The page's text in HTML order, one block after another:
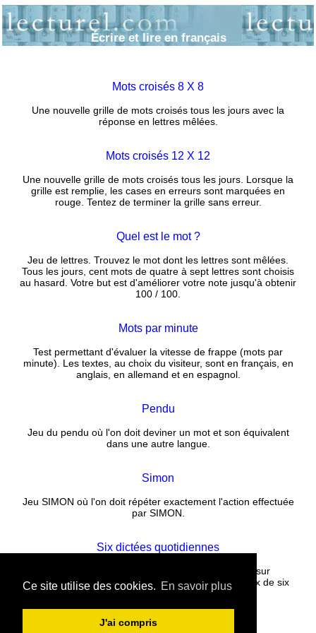
Ce site utilise des cookies. En savoir plus
J'ai compris
Écrire et lire en français
Mots croisés 8 X 8
Une nouvelle grille de mots croisés tous les jours avec la
réponse en lettres mêlées.
Mots croisés 12 X 12
Une nouvelle grille de mots croisés tous les jours. Lorsque la
grille est remplie, les cases en erreurs sont marquées en
rouge. Tentez de terminer la grille sans erreur.
Quel est le mot ?
Jeu de lettres. Trouvez le mot dont les lettres sont mêlées.
Tous les jours, cent mots de quatre à sept lettres sont choisis
au hasard. Votre but est d'améliorer votre note jusqu'à obtenir
100 / 100.
Mots par minute
Test permettant d'évaluer la vitesse de frappe (mots par
minute). Les textes, au choix du visiteur, sont en français, en
anglais, en allemand et en espagnol.
Pendu
Jeu du pendu où l'on doit deviner un mot et son équivalent
dans une autre langue.
Simon
Jeu SIMON où l'on doit répéter exactement l'action effectuée
par SIMON.
Six dictées quotidiennes
Corrigez un texte rempli de fautes puis cliquez sur
CORRECTION. La correction est instantanée. Choix de six
nouvelles dictées tous les jours.
Contact